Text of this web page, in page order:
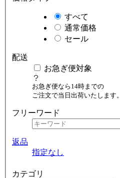
すべて
通常価格
セール
配送
お急ぎ便対象
お急ぎ便なら14時までの
ご注文で当日出荷いたします。
フリーワード
返品
指定なし
カテゴリ